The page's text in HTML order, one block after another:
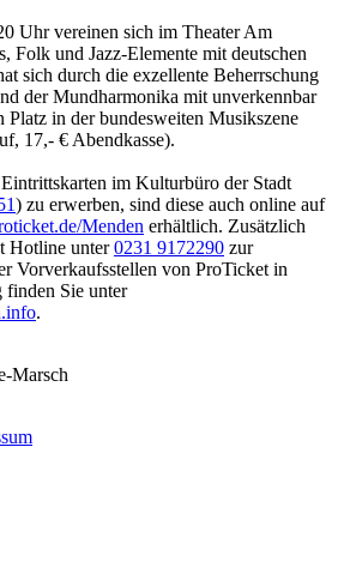
Uhr vereinen sich im Theater Am
Folk und Jazz-Elemente mit deutschen
sich durch die exzellente Beherrschung
der Mundharmonika mit unverkennbar
Platz in der bundesweiten Musikszene
17,- € Abendkasse).
im Kulturbüro der Stadt
) zu erwerben, sind diese auch online auf
Menden erhältlich. Zusätzlich
Hotline unter0231 9172290 zur
Vorverkaufsstellen von ProTicket in
finden Sie unter
.
Marsch